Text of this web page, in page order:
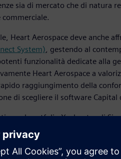
sia di mercato che di natura
Heart Aerospace deve anche
System), gestendo al
funzionalità dedicate alla
Heart Aerospace a
raggiungimento della
di scegliere il software Capital
al portfolio Xcelerator di
immediatamente allo sviluppo
Director della Divisione
nel competitivo